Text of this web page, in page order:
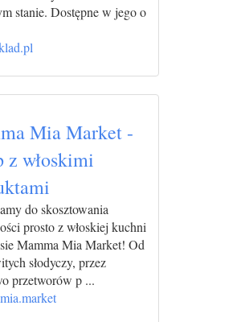
stanie. Dostępne w jego o
Mia Market -
z włoskimi
do skosztowania
prosto z włoskiej kuchni
Mamma Mia Market! Od
słodyczy, przez
przetworów p ...